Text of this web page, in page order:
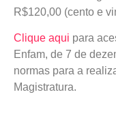
R$120,00 (cento e
Clique aqui para
Enfam, de 7 de
normas para a
Magistratura.